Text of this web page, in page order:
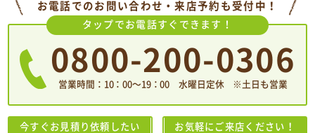
お電話でのお問い合わせ・来店予約も受付中！
タップでお電話すぐできます！
0800-200-0306
営業時間：10：00〜19：00 水曜日定休 ※土日も営業
今すぐお見積り依頼したい お気軽にご来店ください！